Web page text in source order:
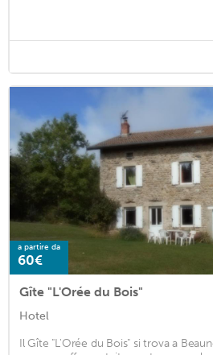
a partire da
60€
Gîte "L'Orée du Bois"
Hotel
Il Gîte "L'Orée du Bois" si trova a